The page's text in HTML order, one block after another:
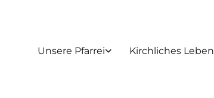
Unsere Pfarrei Kirchliches Leben